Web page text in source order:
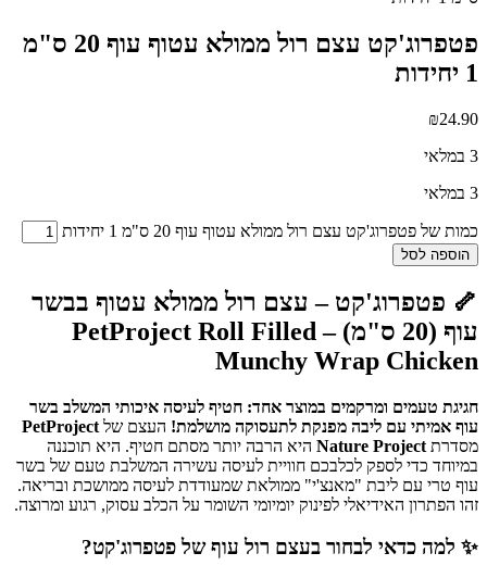
פטפרוג'קט עצם רול ממולא עטוף עוף 20 ס"מ
1 יחידות
₪24.90
3 במלאי
3 במלאי
כמות של פטפרוג'קט עצם רול ממולא עטוף עוף 20 ס"מ 1 יחידות
הוספה לסל
🦴 פטפרוג'קט – עצם רול ממולא עטוף בבשר
עוף (20 ס"מ) – PetProject Roll Filled
Munchy Wrap Chicken
חגיגת טעמים ומרקמים במוצר אחד: חטיף לעיסה איכותי המשלב בשר
עוף אמיתי עם ליבה מפנקת לתעסוקה מושלמת! העצם של PetProject
מסדרת Nature Project היא הרבה יותר מסתם חטיף. היא תוכננה
במיוחד כדי לספק לכלבכם חוויית לעיסה עשירה המשלבת טעם של בשר
עוף טרי עם ליבת "מאנצ'י" ממולאת שמעודדת לעיסה ממושכת ובריאה.
זהו הפתרון האידיאלי לפינוק יומיומי השומר על הכלב עסוק, רגוע ומרוצה.
✨ למה כדאי לבחור בעצם רול עוף של פטפרוג'קט?